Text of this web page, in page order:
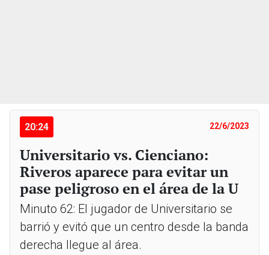
20:24 22/6/2023
Universitario vs. Cienciano:
Riveros aparece para evitar un
pase peligroso en el área de la U
Minuto 62: El jugador de Universitario se
barrió y evitó que un centro desde la banda
derecha llegue al área.